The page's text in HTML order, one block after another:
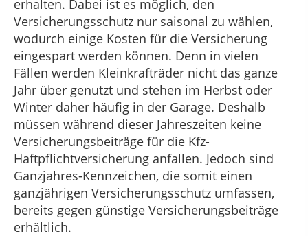
erhalten. Dabei ist es möglich, den
Versicherungsschutz nur saisonal zu wählen,
wodurch einige Kosten für die Versicherung
eingespart werden können. Denn in vielen
Fällen werden Kleinkrafträder nicht das ganze
Jahr über genutzt und stehen im Herbst oder
Winter daher häufig in der Garage. Deshalb
müssen während dieser Jahreszeiten keine
Versicherungsbeiträge für die Kfz-
Haftpflichtversicherung anfallen. Jedoch sind
Ganzjahres-Kennzeichen, die somit einen
ganzjährigen Versicherungsschutz umfassen,
bereits gegen günstige Versicherungsbeiträge
erhältlich.